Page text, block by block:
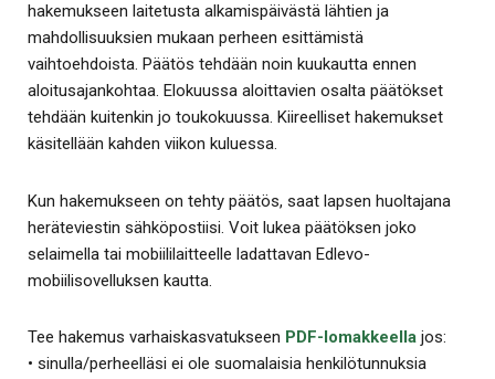
hakemukseen laitetusta alkamispäivästä lähtien ja
mahdollisuuksien mukaan perheen esittämistä
vaihtoehdoista. Päätös tehdään noin kuukautta ennen
aloitusajankohtaa. Elokuussa aloittavien osalta päätökset
tehdään kuitenkin jo toukokuussa. Kiireelliset hakemukset
käsitellään kahden viikon kuluessa.
Kun hakemukseen on tehty päätös, saat lapsen huoltajana
heräteviestin sähköpostiisi. Voit lukea päätöksen joko
selaimella tai mobiililaitteelle ladattavan Edlevo-
mobiilisovelluksen kautta.
Tee hakemus varhaiskasvatukseen PDF-lomakkeella jos:
• sinulla/perheelläsi ei ole suomalaisia henkilötunnuksia